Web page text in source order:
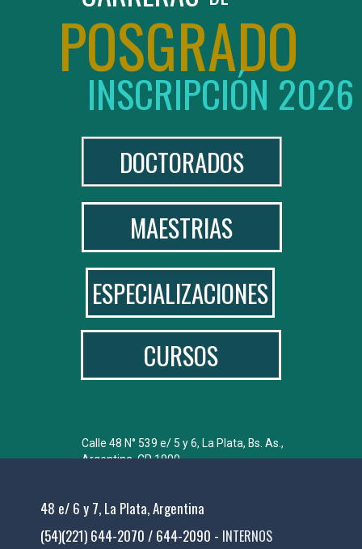
POSGRADO
ESPECIALIZACIONES
MAESTRIAS
DOCTORADOS
CURSOS
INSCRIPCIÓN 2026
Calle 48 N° 539 e/ 5 y 6, La Plata, Bs. As.,
Argentina. CP 1900.
48 e/ 6 y 7, La Plata, Argentina
(54)(221) 644-2070 / 644-2090 - INTERNOS